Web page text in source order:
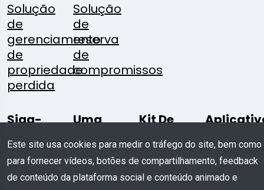
Solução
de
gerenciamento
de
propriedade
perdida
Solução
de
reserva
de
compromissos
Siga-
Uma
Escreva
Kit De
Baixar
Este site usa cookies para medir o tráfego do site, bem como
para fornecer vídeos, botões de compartilhamento, feedback
de conteúdo da plataforma social e conteúdo animado e